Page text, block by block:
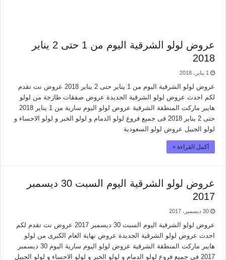
عروض لولو الشرقية اليوم من 1 حتى 2 يناير
2018
1 يناير، 2018
عروض لولو الشرقية اليوم من 1 يناير حتى 2 يناير 2018 عروض نت تقدم
لكم احدث عروض لولو الشرقية الجديدة عروض صفقات طازجة من لولو
هايبر ماركت المنطقة الشرقية عروض لولو اليوم سارية من 1 يناير 2018
حتى 2 يناير 2018 فى جميع فروع لولو الدمام و لولو الخبر و لولو الاحساء و
لولو الجبيل عروض لولو السعودية
أكمل القراءة »
عروض لولو الشرقية اليوم السبت 30 ديسمبر
2017
30 ديسمبر، 2017
عروض لولو الشرقية اليوم السبت 30 ديسمبر 2017 عروض نت تقدم لكم
احدث عروض لولو الشرقية الجديدة عروض نهاية العام الكبرى من لولو
هايبر ماركت المنطقة الشرقية عروض لولو اليوم سارية اليوم 30 ديسمبر
2017 فى جميع فروع لولو الدمام و لولو الخبر و لولو الاحساء و لولو الجبيل